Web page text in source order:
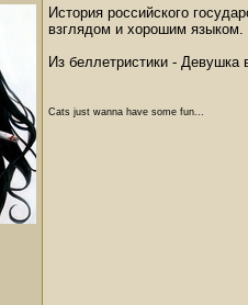
История российского
взглядом и хорошим
Из беллетристики -
Cats just wanna have some fun...